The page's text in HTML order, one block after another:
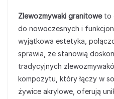
Zlewozmywaki granitoweto
do nowoczesnych i
wyjątkowa estetyka,
sprawia, że stanowią
tradycyjnych
kompozytu, który łączy w
żywice akrylowe, oferują